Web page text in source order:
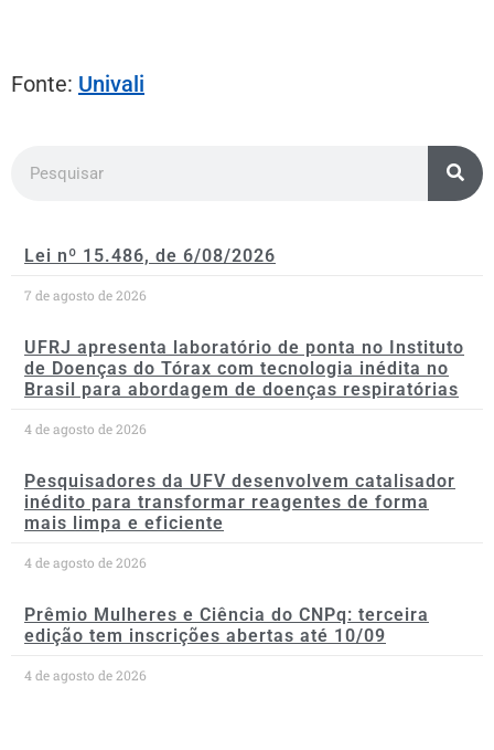
Fonte: Univali
Lei nº 15.486, de 6/08/2026
7 de agosto de 2026
UFRJ apresenta laboratório de ponta no Instituto
de Doenças do Tórax com tecnologia inédita no
Brasil para abordagem de doenças respiratórias
4 de agosto de 2026
Pesquisadores da UFV desenvolvem catalisador
inédito para transformar reagentes de forma
mais limpa e eficiente
4 de agosto de 2026
Prêmio Mulheres e Ciência do CNPq: terceira
edição tem inscrições abertas até 10/09
4 de agosto de 2026